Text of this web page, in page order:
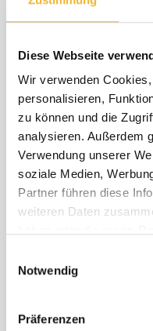
Diese Webseite
Wir verwenden
personalisieren,
zu können und die
analysieren. Außerdem
Verwendung unserer
soziale Medien,
Partner führen diese
weiteren Daten
Notwendig
Präferenzen
7 Tage bleiben, 6
04.11.28 - 23.12.28
min. 7 Nächte
30 Bewertungen